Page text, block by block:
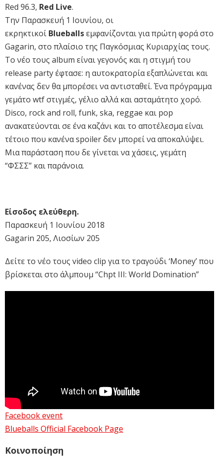
Red 96.3, Red Live.
Την Παρασκευή 1 Ιουνίου, οι
εκρηκτικοί Blueballsεμφανίζονται για πρώτη φορά στο
Gagarin, στο πλαίσιο της Παγκόσμιας Κυριαρχίας τους.
Το νέο τους album είναι γεγονός και η στιγμή του
release party έφτασε: η αυτοκρατορία εξαπλώνεται και
κανένας δεν θα μπορέσει να αντισταθεί. Ένα πρόγραμμα
γεμάτο wtf στιγμές, γέλιο αλλά και ασταμάτητο χορό.
Disco, rock and roll, funk, ska, reggae και pop
ανακατεύονται σε ένα καζάνι και το αποτέλεσμα είναι
τέτοιο που κανένα spoiler δεν μπορεί να αποκαλύψει.
Μια παράσταση που δε γίνεται να χάσεις, γεμάτη
“ΦΣΣΣ” και παράνοια.
Είσοδος ελεύθερη.
Παρασκευή 1 Ιουνίου 2018
Gagarin 205, Λιοσίων 205
Δείτε το νέο τους video clip για το τραγούδι ‘Money’ που
βρίσκεται στο άλμπουμ “Chpt III: World Domination”
Facebook event
Blueballs Official Facebook Page
Κοινοποίηση